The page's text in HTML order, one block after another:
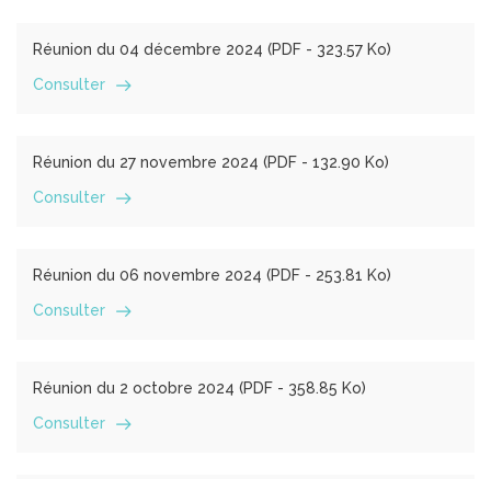
Réunion du 04 décembre 2024 (PDF - 323.57 Ko)
Consulter
Réunion du 27 novembre 2024 (PDF - 132.90 Ko)
Consulter
Réunion du 06 novembre 2024 (PDF - 253.81 Ko)
Consulter
Réunion du 2 octobre 2024 (PDF - 358.85 Ko)
Consulter